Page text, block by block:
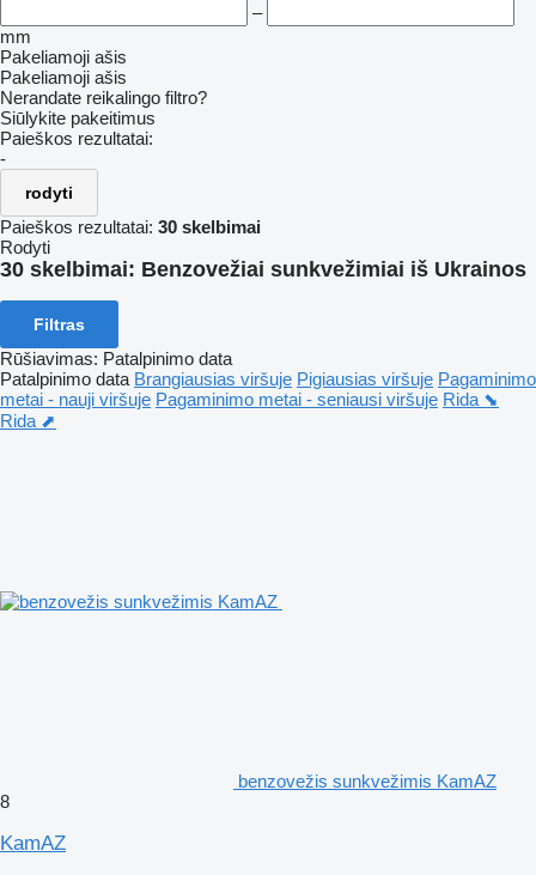
–
mm
Pakeliamoji ašis
Pakeliamoji ašis
Nerandate reikalingo filtro?
Siūlykite pakeitimus
Paieškos rezultatai:
-
rodyti
Paieškos rezultatai: 30 skelbimai
Rodyti
30 skelbimai: Benzovežiai sunkvežimiai iš Ukrainos
Filtras
Rūšiavimas: Patalpinimo data
Patalpinimo data Brangiausias viršuje Pigiausias viršuje Pagaminimo
metai - nauji viršuje Pagaminimo metai - seniausi viršuje Rida ⬊
Rida ⬈
benzovežis sunkvežimis KamAZ
8
KamAZ